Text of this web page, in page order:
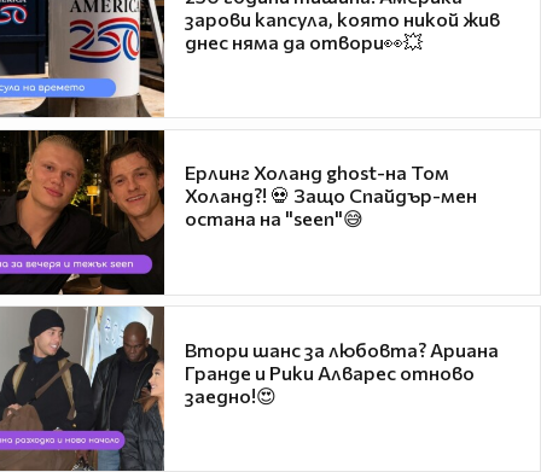
зарови капсула, която никой жив
днес няма да отвори👀💥
Ерлинг Холанд ghost-на Том
Холанд?! 💀 Защо Спайдър-мен
остана на "seen"😅
Втори шанс за любовта? Ариана
Гранде и Рики Алварес отново
заедно!😍